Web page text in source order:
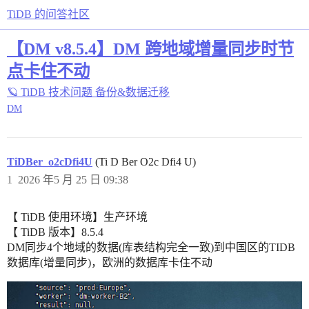
TiDB 的问答社区
【DM v8.5.4】DM 跨地域增量同步时节
点卡住不动
🪐 TiDB 技术问题 备份&数据迁移
DM
TiDBer_o2cDfi4U (Ti D Ber O2c Dfi4 U)
2026 年5 月 25 日 09:38
1
【 TiDB 使用环境】生产环境
【 TiDB 版本】8.5.4
DM同步4个地域的数据(库表结构完全一致)到中国区的TIDB
数据库(增量同步)，欧洲的数据库卡住不动